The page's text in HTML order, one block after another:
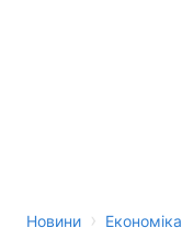
Новини › Економіка